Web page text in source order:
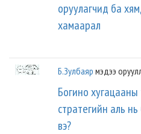
оруулагчид ба
хамаарал
Б.Зулбаяр мэдээ
Богино
стратегийн аль
вэ?